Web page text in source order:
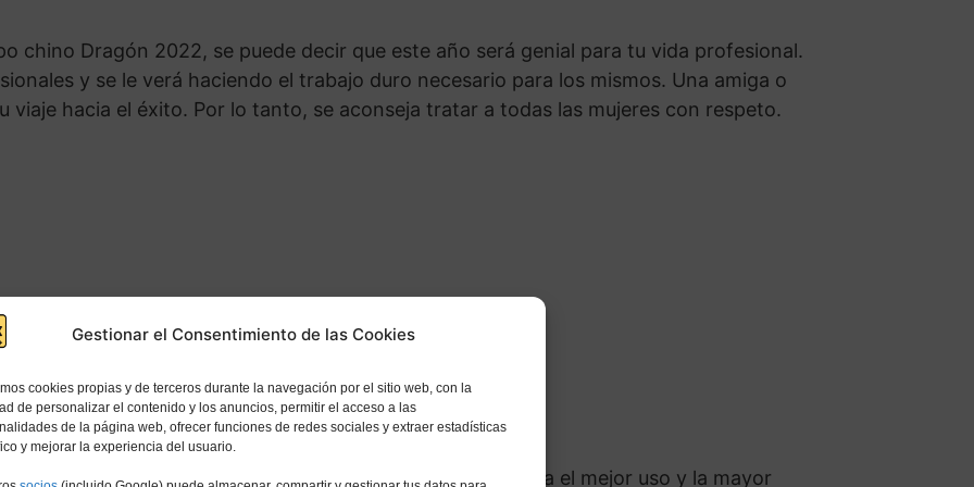
Gestionar el Consentimiento de las Cookies
cookies propias y de terceros durante la navegación por el sitio web, con la
de personalizar el contenido y los anuncios, permitir el acceso a las
de la página web, ofrecer funciones de redes sociales y extraer estadísticas
y mejorar la experiencia del usuario.
chino Dragón 2022, se puede decir que este año será genial para tu vida profesional.
y se le verá haciendo el trabajo duro necesario para los mismos. Una amiga o
viaje hacia el éxito. Por lo tanto, se aconseja tratar a todas las mujeres con respeto.
nuestras manos en una promoción. Por lo tanto, haga el mejor uso y la mayor